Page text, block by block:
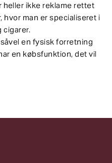
ikke reklame rettet
hvor man er specialiseret i
cigarer.
en fysisk forretning
en købsfunktion, det vil